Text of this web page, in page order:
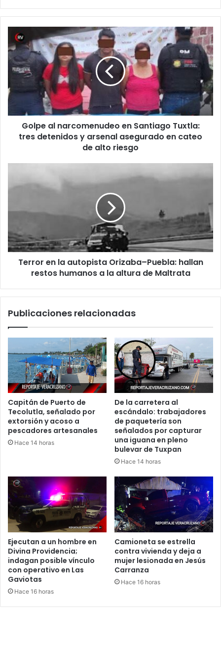
Golpe
narcomenudeo
en
Santiago
Tuxtla:
tres
detenidos
y
arsenal
asegurado
de
riesgo
Golpe al narcomenudeo en Santiago Tuxtla:
tres detenidos y arsenal asegurado en cateo
de alto riesgo
la
hallan
restos
humanos
de
Terror en la autopista Orizaba–Puebla: hallan
restos humanos a la altura de Maltrata
Publicaciones relacionadas
Capitán de Puerto de
Tecolutla, señalado por
extorsión y acoso a
pescadores artesanales
Hace 14 horas
De la carretera al
escándalo: trabajadores
de paquetería son
señalados por capturar
una iguana en pleno
bulevar de Tuxpan
Hace 14 horas
Ejecutan a un hombre en
Divina Providencia;
indagan posible vínculo
con operativo en Las
Gaviotas
Hace 16 horas
Camioneta se estrella
contra vivienda y deja a
mujer lesionada en Jesús
Carranza
Hace 16 horas